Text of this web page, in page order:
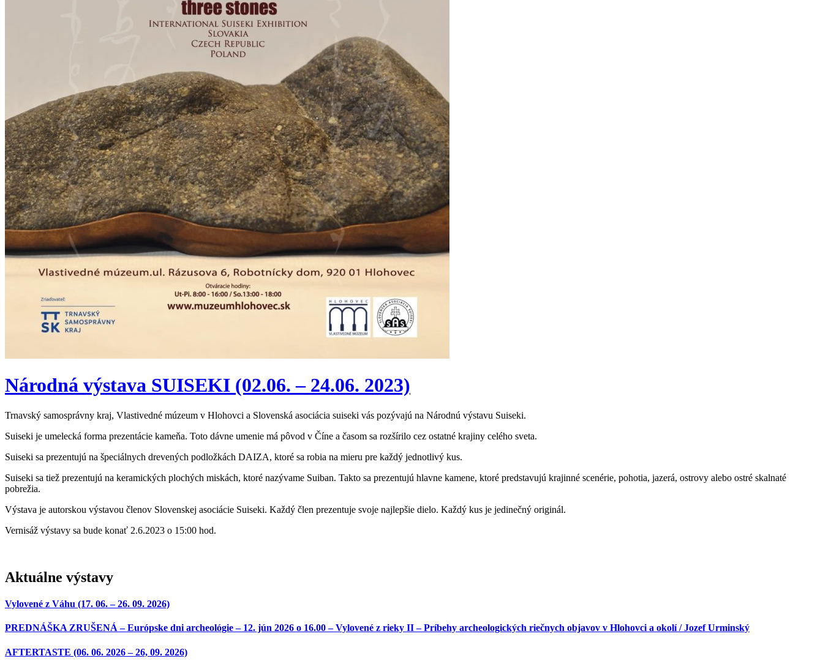
Národná výstava SUISEKI (02.06. – 24.06. 2023)
Trnavský samosprávny kraj, Vlastivedné múzeum v Hlohovci a Slovenská asociácia suiseki vás pozývajú na Národnú výstavu Suiseki.
Suiseki je umelecká forma prezentácie kameňa. Toto dávne umenie má pôvod v Číne a časom sa rozšírilo cez ostatné krajiny celého sveta.
Suiseki sa prezentujú na špeciálnych drevených podložkách DAIZA, ktoré sa robia na mieru pre každý jednotlivý kus.
Suiseki sa tiež prezentujú na keramických plochých miskách, ktoré nazývame Suiban. Takto sa prezentujú hlavne kamene, ktoré predstavujú krajinné scenérie, pohotia, jazerá, ostrovy alebo ostré skalnaté
pobrežia.
Výstava je autorskou výstavou členov Slovenskej asociácie Suiseki. Každý člen prezentuje svoje najlepšie dielo. Každý kus je jedinečný originál.
Vernisáž výstavy sa bude konať 2.6.2023 o 15:00 hod.
Aktuálne výstavy
Vylovené z Váhu (17. 06. – 26. 09. 2026)
PREDNÁŠKA ZRUŠENÁ – Európske dni archeológie – 12. jún 2026 o 16.00 – Vylovené z rieky II – Príbehy archeologických riečnych objavov v Hlohovci a okolí / Jozef Urminský
AFTERTASTE (06. 06. 2026 – 26, 09. 2026)